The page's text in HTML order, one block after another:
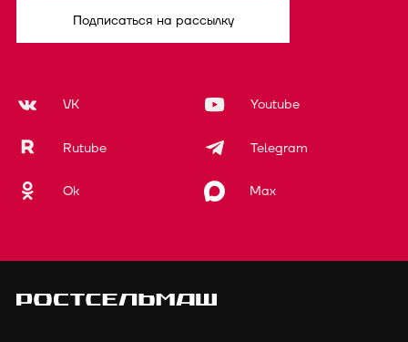
Подписаться на рассылку
VK Youtube
Rutube Telegram
Ok Max